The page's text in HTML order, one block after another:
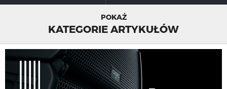
POKAŻ
KATEGORIE ARTYKUŁÓW